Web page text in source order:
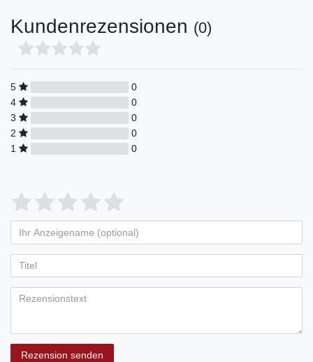
Kundenrezensionen (0)
5
0
4
0
3
0
2
0
1
0
Rezension senden